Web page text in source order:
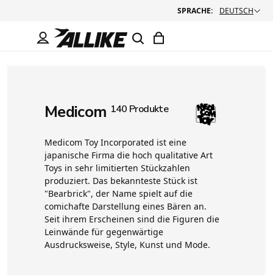
SPRACHE: DEUTSCH
Medicom 140 Produkte
Medicom Toy Incorporated ist eine
japanische Firma die hoch qualitative Art
Toys in sehr limitierten Stückzahlen
produziert. Das bekannteste Stück ist
"Bearbrick", der Name spielt auf die
comichafte Darstellung eines Bären an.
Seit ihrem Erscheinen sind die Figuren die
Leinwände für gegenwärtige
Ausdrucksweise, Style, Kunst und Mode.